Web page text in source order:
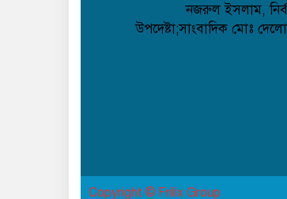
নজরুল ইসলাম,
উপদেষ্টা;সাংবাদিক মোঃ
Copyright © Frilix Group